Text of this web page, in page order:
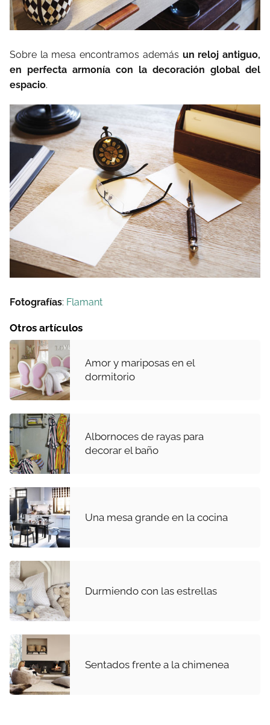
Sobre la mesa encontramos además un reloj antiguo,
en perfecta armonía con la decoración global del
espacio.
Fotografías: Flamant
Otros artículos
Amor y mariposas en el
dormitorio
Albornoces de rayas para
decorar el baño
Una mesa grande en la cocina
Durmiendo con las estrellas
Sentados frente a la chimenea